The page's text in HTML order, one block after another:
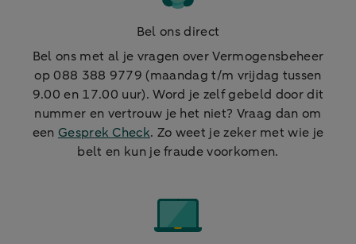
Bel ons direct
Bel ons met al je vragen over Vermogensbeheer
op 088 388 9779 (maandag t/m vrijdag tussen
9.00 en 17.00 uur). Word je zelf gebeld door dit
nummer en vertrouw je het niet? Vraag dan om
een Gesprek Check. Zo weet je zeker met wie je
belt en kun je fraude voorkomen.